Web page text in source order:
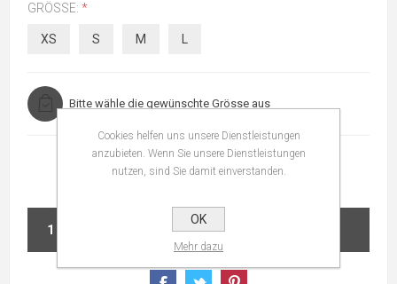
GRÖSSE: *
XS S M
Bitte wähle die gewünschte Grösse aus
IN DEN WARENKORB
Cookies helfen uns unsere Dienstleistungen
anzubieten. Wenn Sie unsere Dienstleistungen
nutzen, sind Sie damit einverstanden.
OK
Mehr dazu